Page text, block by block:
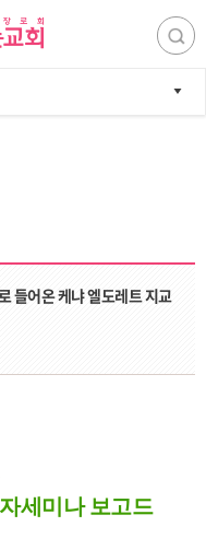
들어온 케냐 엘도레트 지교
세미나 보고드